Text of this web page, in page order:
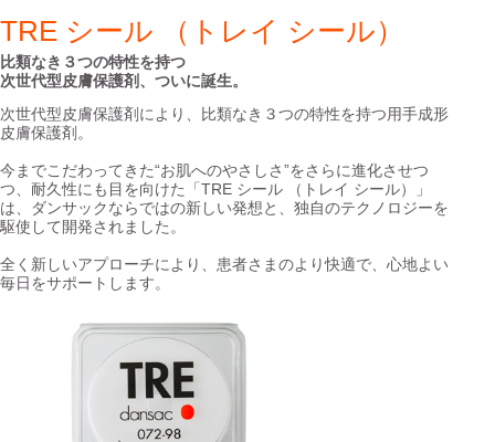
TRE シール （トレイ シール）
比類なき３つの特性を持つ
次世代型皮膚保護剤、ついに誕生。
次世代型皮膚保護剤により、比類なき３つの特性を持つ用手成形
皮膚保護剤。
今までこだわってきた“お肌へのやさしさ”をさらに進化させつ
つ、耐久性にも目を向けた「TRE シール （トレイ シール）」
は、ダンサックならではの新しい発想と、独自のテクノロジーを
駆使して開発されました。
全く新しいアプローチにより、患者さまのより快適で、心地よい
毎日をサポートします。